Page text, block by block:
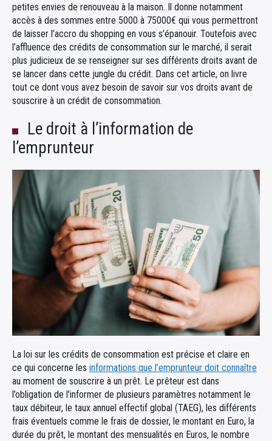
petites envies de renouveau à la maison. Il donne notamment
accès à des sommes entre 5000 à 75000€ qui vous permettront
de laisser l’accro du shopping en vous s’épanouir. Toutefois avec
l’affluence des crédits de consommation sur le marché, il serait
plus judicieux de se renseigner sur ses différents droits avant de
se lancer dans cette jungle du crédit. Dans cet article, on livre
tout ce dont vous avez besoin de savoir sur vos droits avant de
souscrire à un crédit de consommation.
Le droit à l’information de
l’emprunteur
La loi sur les crédits de consommation est précise et claire en
ce qui concerne les informations que l’emprunteur doit connaître
au moment de souscrire à un prêt. Le prêteur est dans
l’obligation de l’informer de plusieurs paramètres notamment le
taux débiteur, le taux annuel effectif global (TAEG), les différents
frais éventuels comme le frais de dossier, le montant en Euro, la
durée du prêt, le montant des mensualités en Euros, le nombre